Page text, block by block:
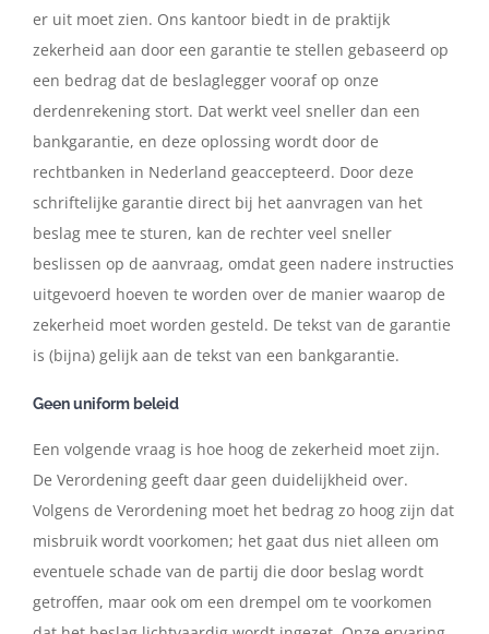
er uit moet zien. Ons kantoor biedt in de praktijk
zekerheid aan door een garantie te stellen gebaseerd op
een bedrag dat de beslaglegger vooraf op onze
derdenrekening stort. Dat werkt veel sneller dan een
bankgarantie, en deze oplossing wordt door de
rechtbanken in Nederland geaccepteerd. Door deze
schriftelijke garantie direct bij het aanvragen van het
beslag mee te sturen, kan de rechter veel sneller
beslissen op de aanvraag, omdat geen nadere instructies
uitgevoerd hoeven te worden over de manier waarop de
zekerheid moet worden gesteld. De tekst van de garantie
is (bijna) gelijk aan de tekst van een bankgarantie.
Geen uniform beleid
Een volgende vraag is hoe hoog de zekerheid moet zijn.
De Verordening geeft daar geen duidelijkheid over.
Volgens de Verordening moet het bedrag zo hoog zijn dat
misbruik wordt voorkomen; het gaat dus niet alleen om
eventuele schade van de partij die door beslag wordt
getroffen, maar ook om een drempel om te voorkomen